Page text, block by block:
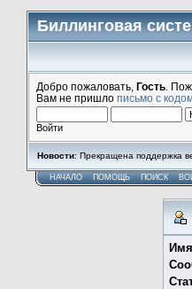
Биллинговая
Добро пожаловать, Гость .
Вам не пришло письмо с
Войти
Новости: Прекращена поддержка
НАЧАЛО ПОМОЩЬ ПОИСК